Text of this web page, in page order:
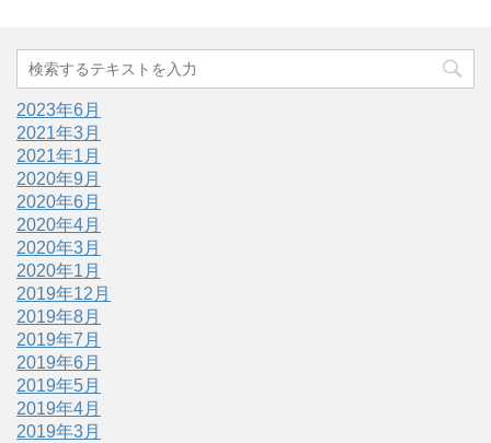
2023年6月
2021年3月
2021年1月
2020年9月
2020年6月
2020年4月
2020年3月
2020年1月
2019年12月
2019年8月
2019年7月
2019年6月
2019年5月
2019年4月
2019年3月